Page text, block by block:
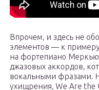
Впрочем, и здесь не
элементов — к
на фортепиано
джазовых аккордов,
вокальными фразами.
ухищрения, We Are the